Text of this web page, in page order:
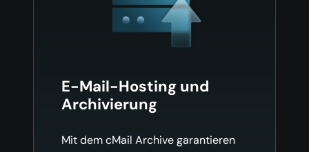
E-Mail-Hosting und
Archivierung
Mit dem cMail Archive garantieren